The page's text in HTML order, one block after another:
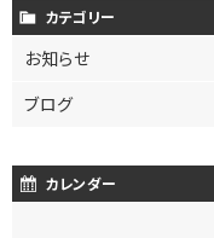
カテゴリー
お知らせ
ブログ
カレンダー